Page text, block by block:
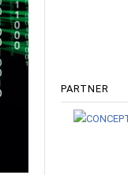
PARTNER